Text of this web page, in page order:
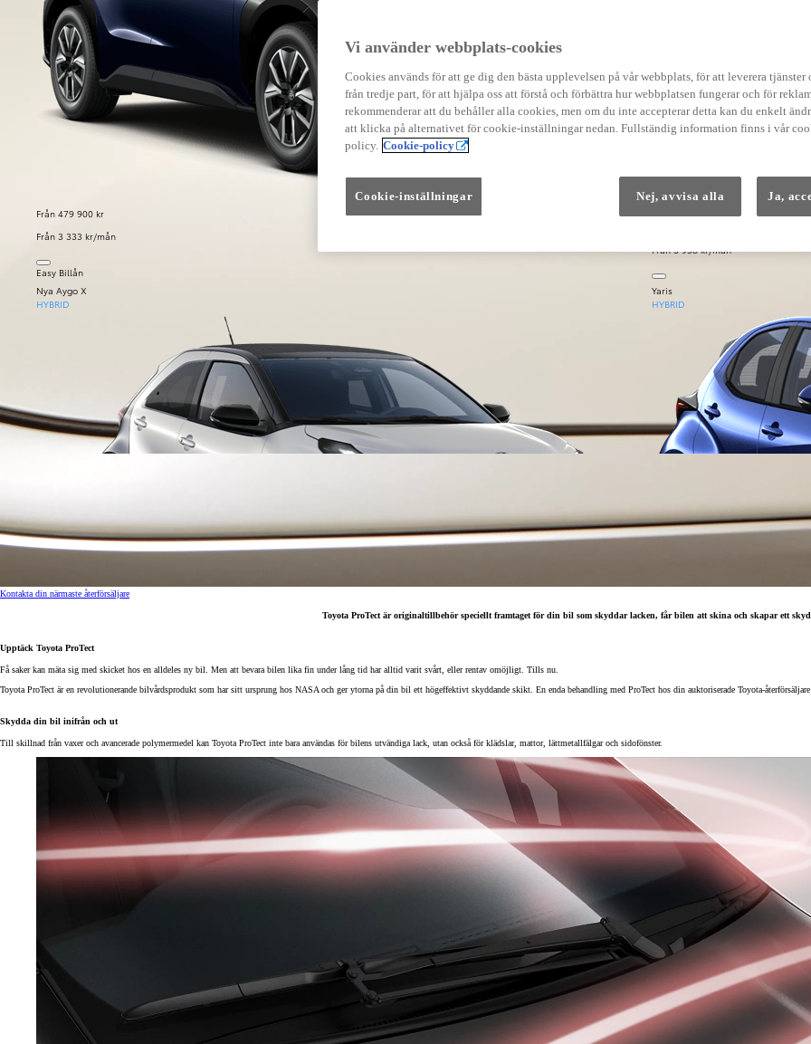
Från 479 900 kr
Från 3 333 kr/mån
Easy Billån
Från 3 958 kr/mån
Nya Aygo X
HYBRID
Från 238 900 kr
Från 2 349 kr/mån
Easy Billån
Yaris
HYBRID
Från 2 535 kr/mån
GR Yaris
Corolla
Kontakta din närmaste återförsäljare
Toyota ProTect är originaltillbehör speciellt framtaget för din bil som skyddar lacken, får bilen att skina och skapar ett
Upptäck Toyota ProTect
Få saker kan mäta sig med skicket hos en alldeles ny bil. Men att bevara bilen lika fin under lång tid har alltid varit svårt, eller rentav omöjligt. Tills nu.
Toyota ProTect är en revolutionerande bilvårdsprodukt som har sitt ursprung hos NASA och ger ytorna på din bil ett högeffektivt skyddande skikt. En enda behandling med ProTect hos din auktoriserade Toyota-
Skydda din bil inifrån och ut
Till skillnad från vaxer och avancerade polymermedel kan Toyota ProTect inte bara användas för bilens utvändiga lack, utan också för klädslar, mattor, lättmetallfälgar och sidofönster.
Vi använder webbplats-cookies
Cookies används för att ge dig den bästa upplevelsen på vår webbplats, för att leverera tjänster
från tredje part, för att hjälpa oss att förstå och förbättra hur webbplatsen fungerar och för
rekommenderar att du behåller alla cookies, men om du inte accepterar detta kan du enkelt
att klicka på alternativet för cookie-inställningar nedan. Fullständig information finns i vår
policy. Cookie-policy
Cookie-inställningar Nej, avvisa alla Ja,